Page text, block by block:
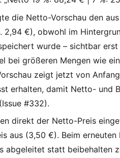
die Netto-Vorschau den
2,94 €), obwohl im
wurde – sichtbar
bei größeren Mengen wie
zeigt jetzt von
erhalten, damit Netto- und
#332).
direkt der Netto-Preis
aus (3,50 €). Beim
abgeleitet statt beibehalten